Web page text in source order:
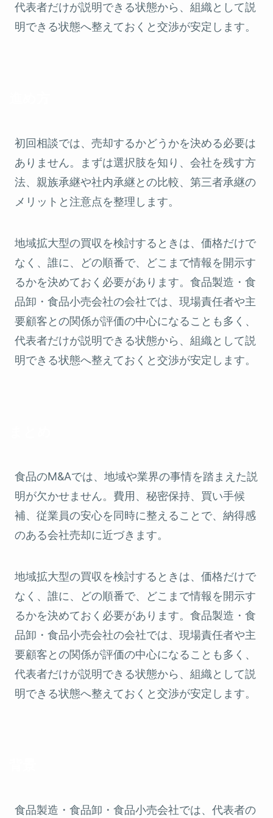
代表者だけが説明できる状態から、組織として説
明できる状態へ整えておくと交渉が安定します。
初回相談では、売却するかどうかを決める必要は
ありません。まずは選択肢を知り、会社を残す方
法、親族承継や社内承継との比較、第三者承継の
メリットと注意点を整理します。
地域拡大型の買収を検討するときは、価格だけで
なく、誰に、どの順番で、どこまで情報を開示す
るかを決めておく必要があります。食品製造・食
品卸・食品小売会社の会社では、現場責任者や主
要顧客との関係が評価の中心になることも多く、
代表者だけが説明できる状態から、組織として説
明できる状態へ整えておくと交渉が安定します。
食品のM&Aでは、地域や業界の事情を踏まえた説
明が欠かせません。費用、秘密保持、買い手候
補、従業員の安心を同時に整えることで、納得感
のある会社売却に近づきます。
地域拡大型の買収を検討するときは、価格だけで
なく、誰に、どの順番で、どこまで情報を開示す
るかを決めておく必要があります。食品製造・食
品卸・食品小売会社の会社では、現場責任者や主
要顧客との関係が評価の中心になることも多く、
代表者だけが説明できる状態から、組織として説
明できる状態へ整えておくと交渉が安定します。
食品製造・食品卸・食品小売会社では、代表者の